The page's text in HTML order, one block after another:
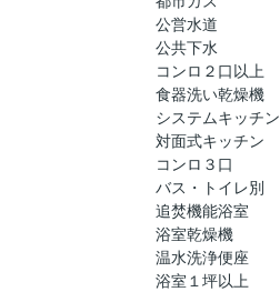
公営水道
公共下水
コンロ２口以上
食器洗い乾燥機
システムキッチン
対面式キッチン
コンロ３口
バス・トイレ別
追焚機能浴室
浴室乾燥機
温水洗浄便座
浴室１坪以上